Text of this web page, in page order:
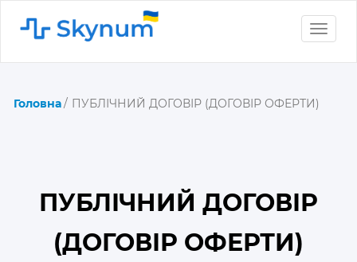
Toggle
Головна ПУБЛІЧНИЙ ДОГОВІР (ДОГОВІР ОФЕРТИ)
ПУБЛІЧНИЙ ДОГОВІР
(ДОГОВІР ОФЕРТИ)